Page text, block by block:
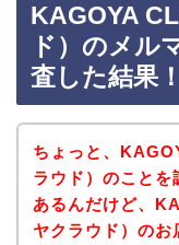
KAGOYA
ド）のメル
査した結果！
ちょっと、
ラウド）のこと
あるんだけど、
ヤクラウド）の